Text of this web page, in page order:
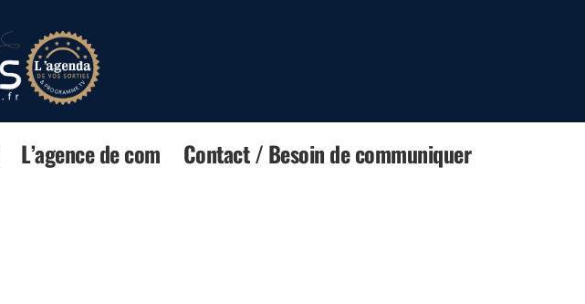
L’agence de com Contact / Besoin de communiquer